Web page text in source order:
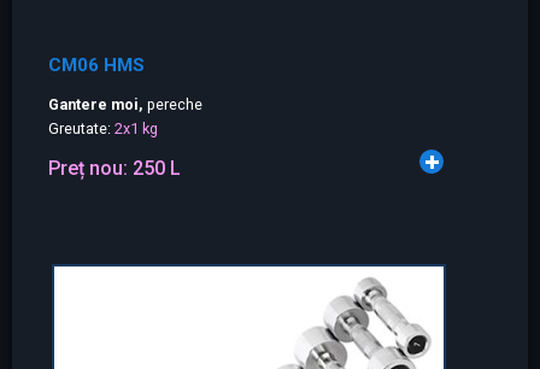
CM06 HMS
Gantere moi, pereche
Greutate: 2x1 kg
Preț nou: 250 L